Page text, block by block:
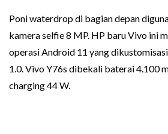
Poni waterdrop di bagian depan
kamera selfie 8 MP. HP baru Vivo ini
operasi Android 11 yang
1.0. Vivo Y76s dibekali baterai 4.100
charging 44 W.